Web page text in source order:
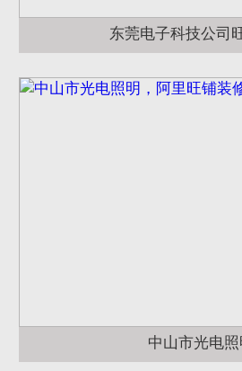
东莞电子科技公司
中山市光电照